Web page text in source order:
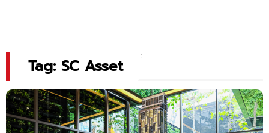
Tag: SC Asset